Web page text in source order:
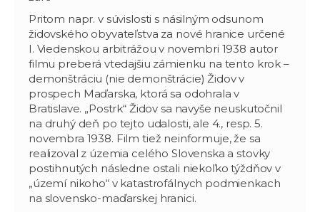
Pritom napr. v súvislosti s násilným odsunom
židovského obyvateľstva za nové hranice určené
I. Viedenskou arbitrážou v novembri 1938 autor
filmu preberá vtedajšiu zámienku na tento krok –
demonštráciu (nie demonštrácie) Židov v
prospech Maďarska, ktorá sa odohrala v
Bratislave. „Postrk“ Židov sa navyše neuskutočnil
na druhý deň po tejto udalosti, ale 4., resp. 5.
novembra 1938. Film tiež neinformuje, že sa
realizoval z územia celého Slovenska a stovky
postihnutých následne ostali niekoľko týždňov v
„území nikoho“ v katastrofálnych podmienkach
na slovensko-maďarskej hranici.